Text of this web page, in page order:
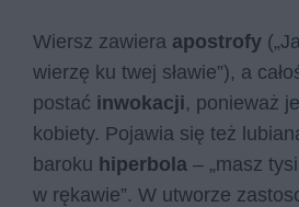
Wiersz zawiera apostrofy
wie­rzę ku twej sła­wie”), a
postać inwokacji, ponieważ
kobiety. Pojawia się też
baroku hiperbola – „masz
w rę­ka­wie”. W utworze